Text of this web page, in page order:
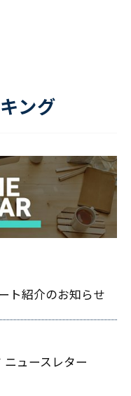
ング
ト紹介のお知らせ
ュースレター